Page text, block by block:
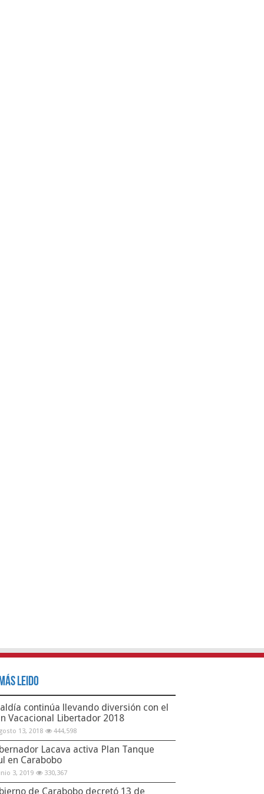
Leido
continúa llevando diversión con el
Vacacional Libertador 2018
13, 2018 444,598
Lacava activa Plan Tanque
en Carabobo
3, 2019 330,367
de Carabobo decretó 13 de